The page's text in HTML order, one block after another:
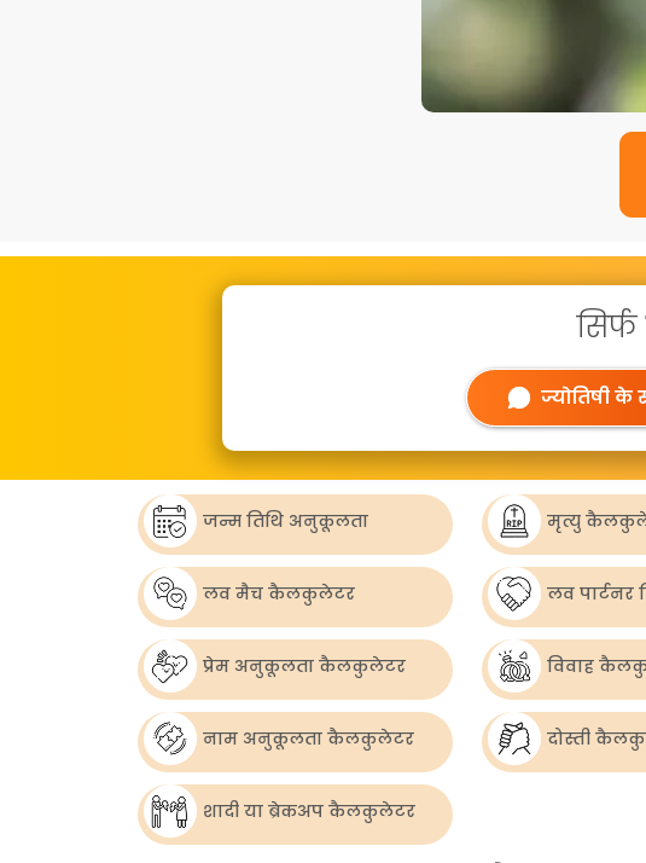
सिर्फ
ज्योतिषी के
जन्म तिथि अनुकूलता मृत्यु
लव मैच कैलकुलेटर लव पार्टनर
प्रेम अनुकूलता कैलकुलेटर विवाह
नाम अनुकूलता कैलकुलेटर दोस्ती
शादी या ब्रेकअप कैलकुलेटर